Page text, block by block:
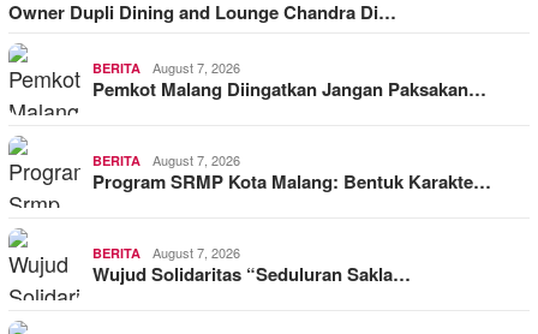
Owner Dupli Dining and Lounge Chandra Di…
BERITA August 7, 2026
Pemkot Malang Diingatkan Jangan Paksakan…
BERITA August 7, 2026
Program SRMP Kota Malang: Bentuk Karakte…
BERITA August 7, 2026
Wujud Solidaritas “Seduluran Sakla…